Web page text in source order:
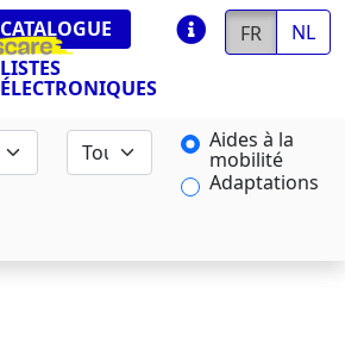
CATALOGUE
LISTES
ÉLECTRONIQUES
FR NL
Aides à la
mobilité
Adaptations